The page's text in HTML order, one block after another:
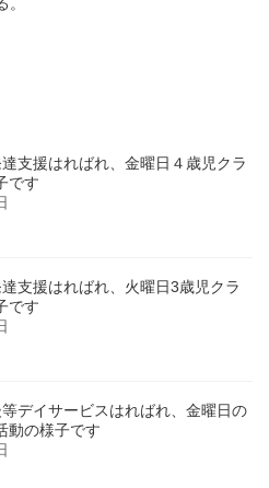
支援はればれ、金曜日４歳児クラ
です
支援はればれ、火曜日3歳児クラ
です
デイサービスはればれ、金曜日の
動の様子です